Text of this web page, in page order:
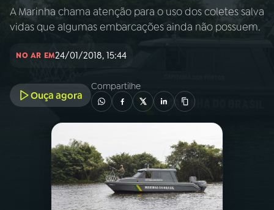
01INÍCIO
PROGRAMAÇÃO
PROGRAMAS
PODCASTS
A Marinha chama atenção para o uso dos coletes salva
vidas que algumas embarcações ainda não possuem.
NO AR EM24/01/2018, 15:44
Ouça agora
Compartilhe